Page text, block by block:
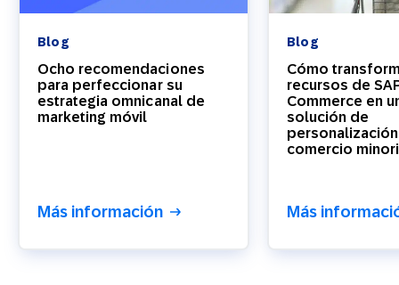
Blog
Ocho recomendaciones
para perfeccionar su
estrategia omnicanal de
marketing móvil
Más información
Blog
Cómo
recursos de
Commerce en
solución de
comercio
Más